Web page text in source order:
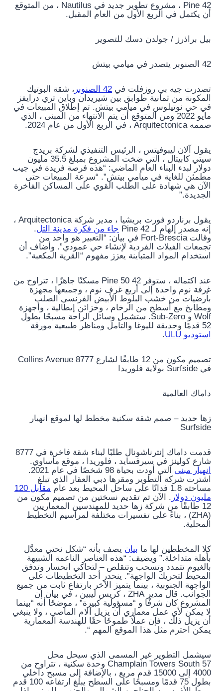
42 Pine ، مشروع تطوير جديد في Nautilus ، من المتوقع
أن يكتمل في الربع الأول من العام المقبل.
بيل براذرز / جولدن دسك للتصوير
42 الصنوبر يتصدر في ميامي بيتش
تصدرت جيه بي روزفلت في 42 الصنوبر
، شقة البوتيك
المكونة من ثمانية طوابق بين شيريدان وباين تري درايفز
في حي نوتيلوس في ميامي بيتش. تم إطلاق المبيعات في
مايو 2022 ومن المتوقع أن يتم الانتهاء من المبنى ، الذي
صممه Arquitectonica ، في الربع الأول من عام 2024.
يقول آلان ليبوفيتس ، الرئيس التنفيذي لشركة بريدج
سيتي كابيتال ، التي ضخت المشروع بمبلغ 35.5 مليون
دولار لبدء البناء العام الماضي: “هذه فرصة فريدة في جيب
مطمئن للغاية في ميامي بيتش”. “سرعة المبيعات حتى
الآن هي شهادة على الطلب القوي على المساكن الفاخرة
الجديدة.”
يقول برناردو فورت بريشيا ، مدير شركة Arquitectonica ،
إنه مصدر إلهام لـ 42 Pine
جاء من فكرة مدينة التل.
وقالت Fort-Brescia في بيان: “التعبير هو واحد من
تجمعات الفيلات الفردية لإنشاء حي عمودي”. وأضاف أن
استخدام المواد المتباينة يعزز مفهوم “القرية المكعبة”.
عند اكتماله ، ستوفر 42 Pine 50 مسكنًا جاهزًا ، تتراوح من
غرفة نوم واحدة إلى أربع غرف نوم ، وجميعها مجهزة
بأرضيات من خشب البلوط الأبيض الفرنسي الصلب
ومطابخ مع أسطح من الرخام ، وخزائن إيطالية ، وأجهزة
Wolf و Sub-Zero. ستشمل وسائل الراحة مسبحًا بطول
52 قدمًا وحديقة لليوغا والتأمل ومناظر طبيعية مورقة
استوديو ULU
.
تصميم مكون من 12 طابقًا لشارع 8777 Collins Avenue
في Surfside بولاية فلوريدا
داماك العالمية
زها حديد – صمم شقة سكنية مخطط لها لموقع انهيار
Surfside
قدمت داماك إنترناشونال طلبًا لبناء شقة فاخرة في 8777
شارع كولينز في سيرفسايد ، فلوريدا ، موقع مأساوي.
انهيار مبنى
التي أودت بحياة 98 شخصًا في عام 2021.
اشترت شركة التطوير ومقرها دبي العقار الذي تبلغ
مساحته 1.8 فدانًا على ساحل المحيط بعد عام
مقابل 120
مليون دولار . الآن تم تقديم نسختين من تصميم مكون من
12 طابقًا من شركة زها حديد للمهندسين المعماريين
(ZHA) ، بناءً على تفسيرات مختلفة لمراسيم التخطيط
المحلية.
كلا المخططين لها ما بيان يصف بأنه “شكل نحتي معدَّل
بأهلة متداخلة.” ويضيف: “هذه العناصر الناعمة الشبيهة
بالغيوم تتمدد وتسحب وتتقلص – لتحاكي انحسار وتدفق
المحيط لتحريك الواجهة”. ينحدر أحد التخطيطات على
الواجهة الجنوبية ، بينما يتميز الآخر بارتفاع ثابت من جميع
الجوانب. قال مدير ZHA ، كريس ليبين ، في بيان إن
المشروع كان شرفًا و “مسؤولية كبيرة” ، موضحًا أنه “بينما
لا يمكن لأي عمل معماري أن يزيل آلام الماضي ، ولا ينبغي
أن يزيل ذلك ، فإن عملًا طموحًا حقًا للهندسة المعمارية
يمكن احترم مثل هذا الموقع المهم “.
سيشمل التطوير غير المسمى الذي سيحل محل
Champlain Towers South 57 وحدة سكنية ، تتراوح من
4000 إلى 15000 قدم مربع ، بالإضافة إلى مسبح داخلي
بطول 75 قدمًا ومسبحًا على السطح يبلغ ارتفاعه 100 قدم